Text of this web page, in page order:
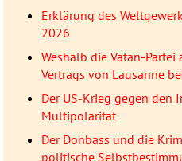
Erklärung des
2026
Weshalb die Vatan-
Vertrags von Lausanne
Der US-Krieg gegen den
Multipolarität
Der Donbass und die
politische